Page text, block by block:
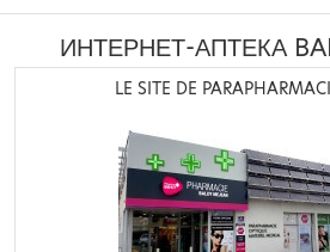
ИНТЕРНЕТ-АПТЕКА
LE SITE DE